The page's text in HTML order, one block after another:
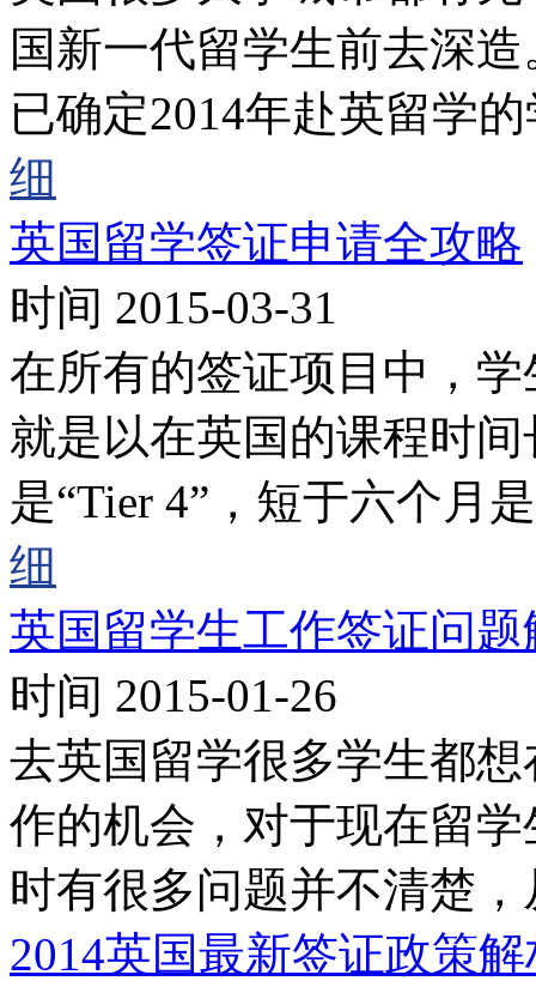
国新一代留学生前去深
已确定2014年赴英留学
细
英国留学签证申请全攻略
时间 2015-03-31
在所有的签证项目中，
就是以在英国的课程时
是“Tier 4”，短于六个月
细
英国留学生工作签证问题
时间 2015-01-26
去英国留学很多学生都
作的机会，对于现在留
时有很多问题并不清楚
2014英国最新签证政策